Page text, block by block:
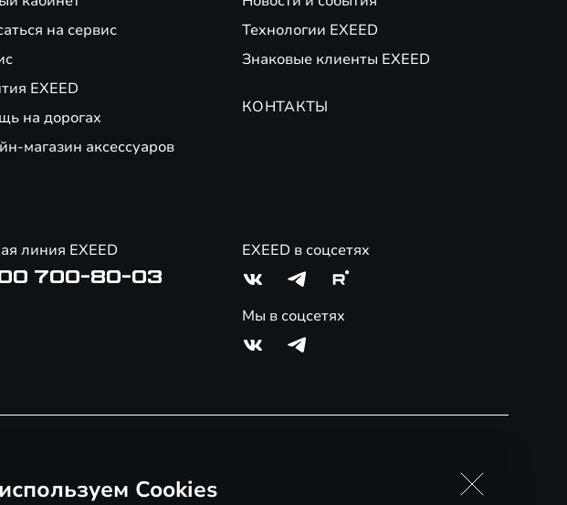
на сервис
EXEED
на дорогах
магазин аксессуаров
Технологии EXEED
Знаковые клиенты EXEED
КОНТАКТЫ
линия EXEED
700-80-03
EXEED в соцсетях
Мы в соцсетях
Cookies